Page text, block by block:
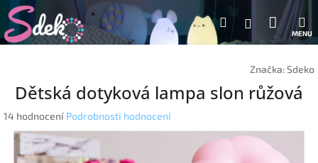
Přejít
na
obsah
HledatPřihlášení
košík
Značka:Sdeko
Dětská dotyková lampa slon růžová
Průměrné
hodnocení
produktu
14 hodnocení Podrobnosti hodnocení